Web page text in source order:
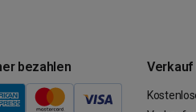
bezahlen Verkauf